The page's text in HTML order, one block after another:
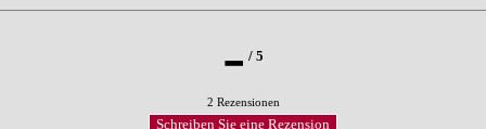
- / 5
2 Rezensionen